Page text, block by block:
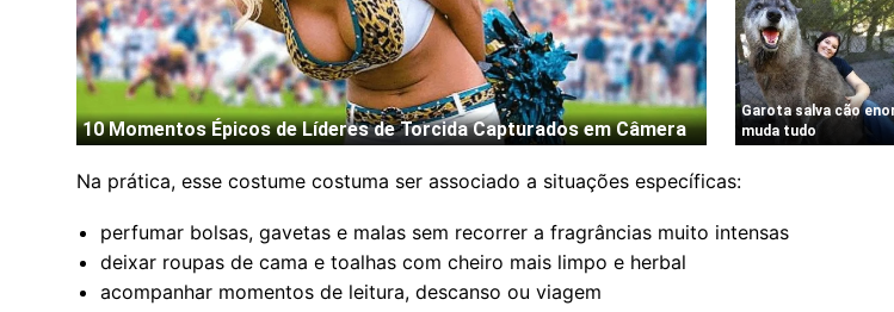
Na prática, esse costume costuma ser associado a situações específicas:
perfumar bolsas, gavetas e malas sem recorrer a fragrâncias muito intensas
deixar roupas de cama e toalhas com cheiro mais limpo e herbal
acompanhar momentos de leitura, descanso ou viagem